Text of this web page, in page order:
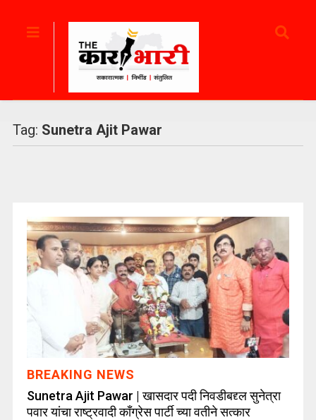
Tag: Sunetra Ajit Pawar
BREAKING NEWS
Sunetra Ajit Pawar | खासदार पदी निवडीबद्द्ल सुनेत्रा
पवार यांचा राष्ट्रवादी कॉंग्रेस पार्टी च्या वतीने सत्कार